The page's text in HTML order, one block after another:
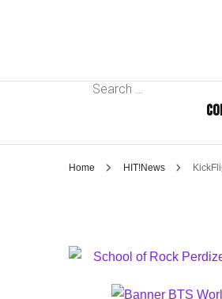
Search
Home HIT!News